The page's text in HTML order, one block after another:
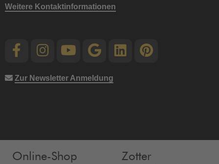
Weitere Kontaktinformationen
Zur Newsletter Anmeldung
Online-Shop
Zotter